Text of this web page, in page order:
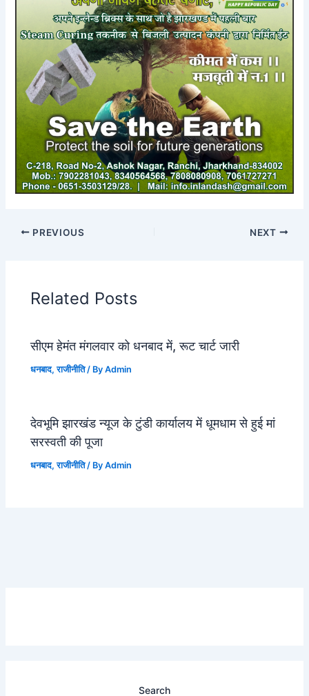
PREVIOUS NEXT
Related Posts
सीएम हेमंत मंगलवार को धनबाद में, रूट चार्ट जारी
धनबाद,राजीनीति/ ByAdmin
देवभूमि झारखंड न्यूज के टुंडी कार्यालय में धूमधाम से हुई मां
सरस्वती की पूजा
धनबाद,राजीनीति/ ByAdmin
Search